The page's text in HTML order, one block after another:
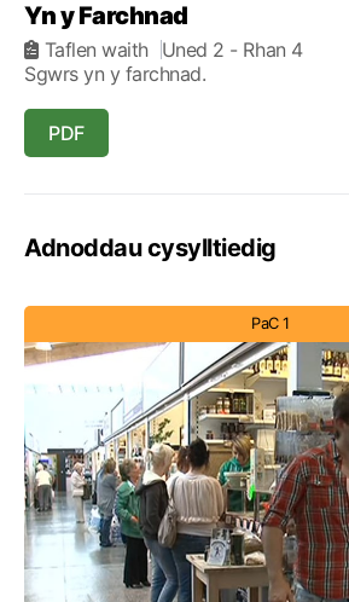
Yn y Farchnad
Taflen waith Uned 2 - Rhan 4
Sgwrs yn y farchnad.
PDF
Adnoddau cysylltiedig
PaC 1